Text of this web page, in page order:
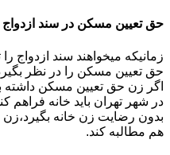
حق تعیین مسکن در سند
زمانیکه میخواهند سند ازدواج
حق تعیین مسکن را در نظر
اگر زن حق تعیین مسکن داشته
در شهر تهران باید خانه فراهم
بدون رضایت زن خانه بگیرد،زن
هم مطالبه کند.